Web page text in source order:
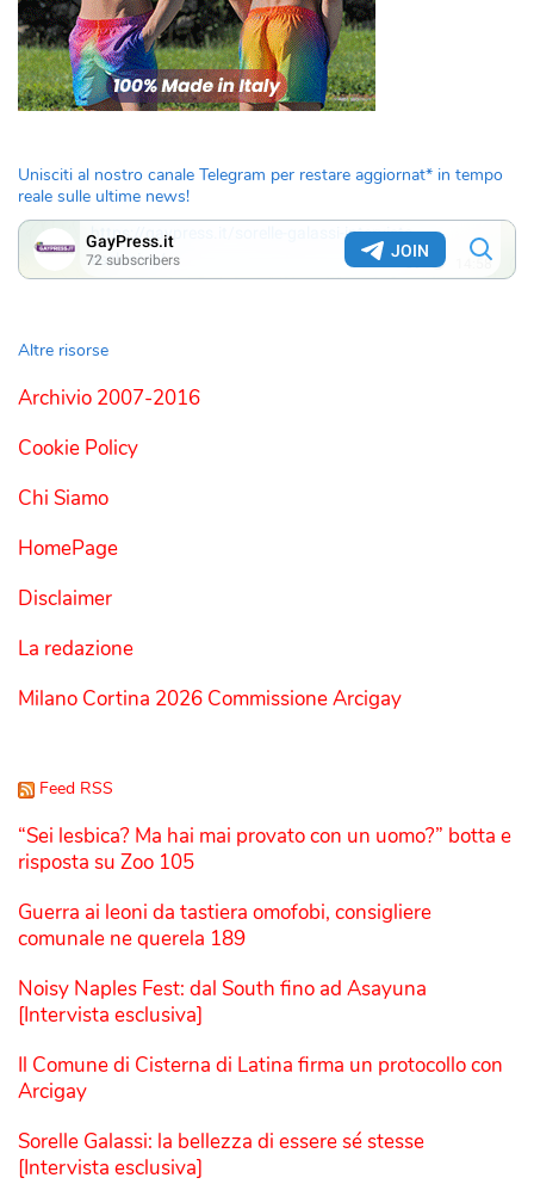
Unisciti al nostro canale Telegram per restare aggiornat* in tempo
reale sulle ultime news!
Altre risorse
Archivio 2007-2016
Cookie Policy
Chi Siamo
HomePage
Disclaimer
La redazione
Milano Cortina 2026 Commissione Arcigay
Feed RSS
“Sei lesbica? Ma hai mai provato con un uomo?” botta e
risposta su Zoo 105
Guerra ai leoni da tastiera omofobi, consigliere
comunale ne querela 189
Noisy Naples Fest: dal South fino ad Asayuna
[Intervista esclusiva]
Il Comune di Cisterna di Latina firma un protocollo con
Arcigay
Sorelle Galassi: la bellezza di essere sé stesse
[Intervista esclusiva]